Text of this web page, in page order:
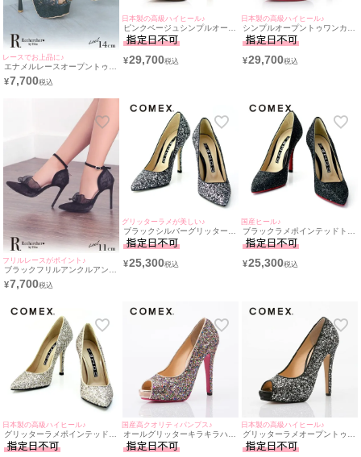
レースでお上品に♪
エナメルレースオープントゥワ
ンカラーパンプス(ブラック)
(14cmヒール)
¥7,700
日本製の高級ハイヒール♪
ピンクベージュシンプルオープ
ントゥハイヒールパンプス(ピ
ンクベージュ) (13.5～14cmヒ
ール)
¥29,700
日本製の高級ハイヒール♪
シンプルオープントゥワンカラ
ーハイヒールパンプス(ブラッ
ク) (13.5～14cmヒール)
¥29,700
フリルレースがポイント♪
ブラックフリルアンクルアンク
ルストラップパンプス(ブラッ
ク×ブラウン) (11cmヒール)
¥7,700
グリッターラメが美しい♪
ブラックシルバーグリッターポ
インテッドトゥキラキラハイヒ
ールパンプス(ブラックシルバ
ーラメ) (10.5cmヒール)
¥25,300
国産ヒール♪
ブラックラメポインテッドトゥ
キラキラハイヒールパンプス
(ブラックラメ) (10.5cmヒール)
¥25,300
日本製の高級ハイヒール♪
グリッターラメポインテッドト
ゥキラキラハイヒールパンプス
(ベージュラメ) (10.5cmヒール)
国産高クオリティパンプス♪
オールグリッターキラキラハイ
ヒールオープントゥワンカラー
パンプス(マルチ) (13cmヒール)
日本製の高級ハイヒール♪
グリッターラメオープントゥキ
ラキラハイヒールパンプス(シ
ルバー) (13cmヒール)